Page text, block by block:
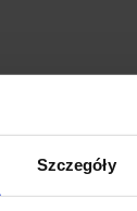
Szczegóły
1200
trzonka: 1